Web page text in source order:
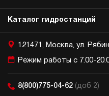
Каталог гидростанций
121471, Москва, ул.
Режим работы с 7.00-
8(800)775-04-62 (доб 2)